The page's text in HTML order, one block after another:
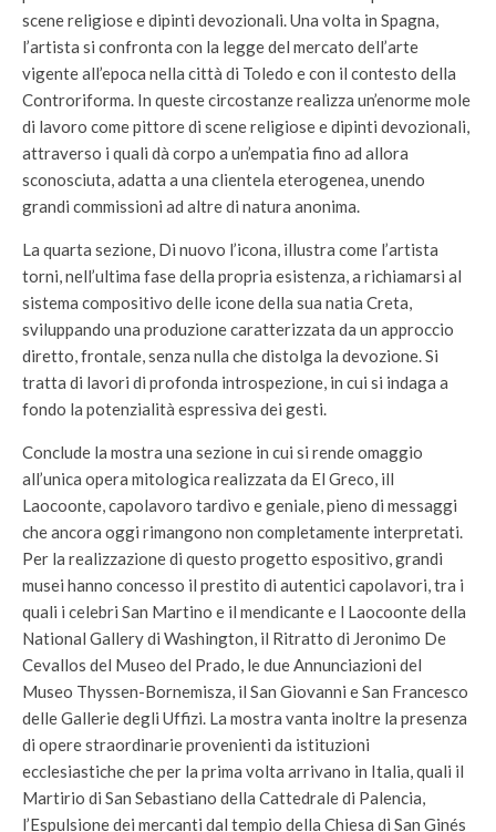
scene religiose e dipinti devozionali. Una volta in Spagna,
l’artista si confronta con la legge del mercato dell’arte
vigente all’epoca nella città di Toledo e con il contesto della
Controriforma. In queste circostanze realizza un’enorme mole
di lavoro come pittore di scene religiose e dipinti devozionali,
attraverso i quali dà corpo a un’empatia fino ad allora
sconosciuta, adatta a una clientela eterogenea, unendo
grandi commissioni ad altre di natura anonima.
La quarta sezione, Di nuovo l’icona, illustra come l’artista
torni, nell’ultima fase della propria esistenza, a richiamarsi al
sistema compositivo delle icone della sua natia Creta,
sviluppando una produzione caratterizzata da un approccio
diretto, frontale, senza nulla che distolga la devozione. Si
tratta di lavori di profonda introspezione, in cui si indaga a
fondo la potenzialità espressiva dei gesti.
Conclude la mostra una sezione in cui si rende omaggio
all’unica opera mitologica realizzata da El Greco, ill
Laocoonte, capolavoro tardivo e geniale, pieno di messaggi
che ancora oggi rimangono non completamente interpretati.
Per la realizzazione di questo progetto espositivo, grandi
musei hanno concesso il prestito di autentici capolavori, tra i
quali i celebri San Martino e il mendicante e l Laocoonte della
National Gallery di Washington, il Ritratto di Jeronimo De
Cevallos del Museo del Prado, le due Annunciazioni del
Museo Thyssen-Bornemisza, il San Giovanni e San Francesco
delle Gallerie degli Uffizi. La mostra vanta inoltre la presenza
di opere straordinarie provenienti da istituzioni
ecclesiastiche che per la prima volta arrivano in Italia, quali il
Martirio di San Sebastiano della Cattedrale di Palencia,
l’Espulsione dei mercanti dal tempio della Chiesa di San Ginés